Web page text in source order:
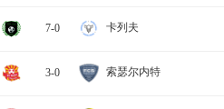
7-0 卡列夫
3-0 索瑟尔内特